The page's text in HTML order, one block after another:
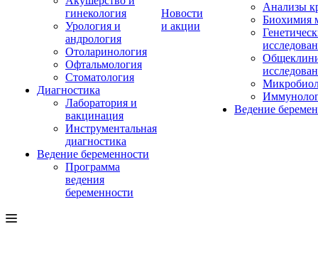
гинекология
Урология и
андрология
Отоларинология
Офтальмология
Стоматология
Диагностика
Лаборатория и
вакцинация
Инструментальная
диагностика
Ведение беременности
Программа
ведения
беременности
Новости
и акции
Анализы
Биохимия
Ведение